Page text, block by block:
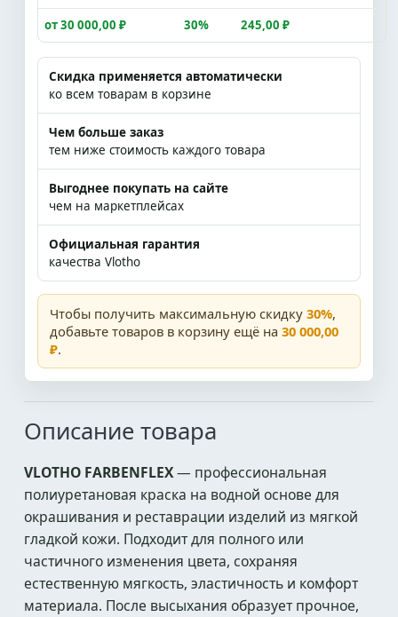
от 30 000,00 ₽ 30% 245,00 ₽
Скидка применяется автоматически
ко всем товарам в корзине
Чем больше заказ
тем ниже стоимость каждого товара
Выгоднее покупать на сайте
чем на маркетплейсах
Официальная гарантия
качества Vlotho
Чтобы получить максимальную скидку 30%,
добавьте товаров в корзину ещё на 30 000,00
₽.
Описание товара
VLOTHO FARBENFLEX— профессиональная
полиуретановая краска на водной основе для
окрашивания и реставрации изделий из мягкой
гладкой кожи. Подходит для полного или
частичного изменения цвета, сохраняя
естественную мягкость, эластичность и комфорт
материала. После высыхания образует прочное,